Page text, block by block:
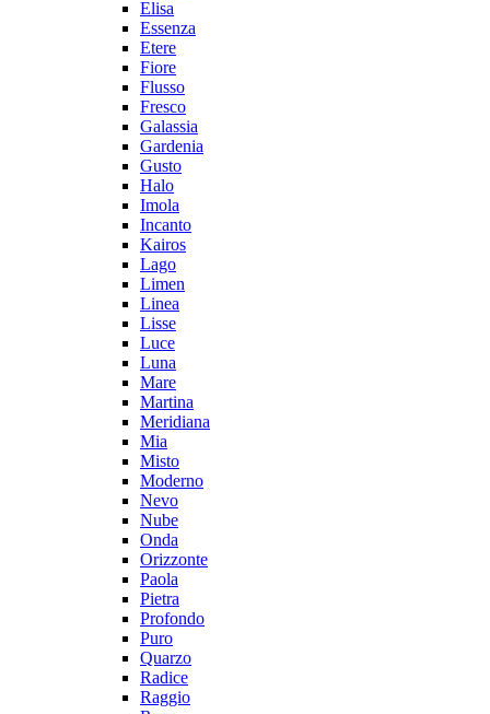
Elisa
Essenza
Etere
Fiore
Flusso
Fresco
Galassia
Gardenia
Gusto
Halo
Imola
Incanto
Kairos
Lago
Limen
Linea
Lisse
Luce
Luna
Mare
Martina
Meridiana
Mia
Misto
Moderno
Nevo
Nube
Onda
Orizzonte
Paola
Pietra
Profondo
Puro
Quarzo
Radice
Raggio